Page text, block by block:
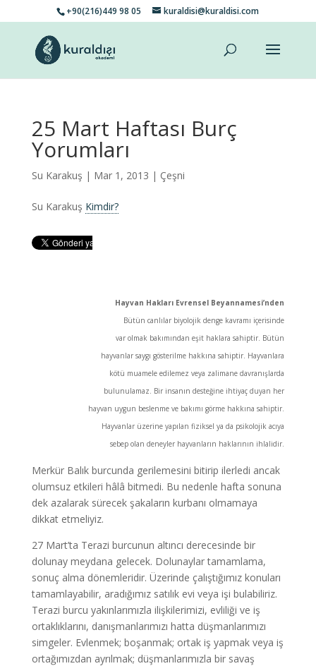
+90(216)449 98 05 kuraldisi@kuraldisi.com
25 Mart Haftası Burç
Yorumları
Su Karakuş | Mar 1, 2013 | Çeşni
Su Karakuş Kimdir?
Hayvan Hakları Evrensel Beyannamesi’nden
Bütün canlılar biyolojik denge kavramı içerisinde
var olmak bakımından eşit haklara sahiptir. Bütün
hayvanlar saygı gösterilme hakkına sahiptir. Hayvanlara
kötü muamele edilemez veya zalimane davranışlarda
bulunulamaz. Bir insanın desteğine ihtiyaç duyan her
hayvan uygun beslenme ve bakımı görme hakkına sahiptir.
Hayvanlar üzerine yapılan fiziksel ya da psikolojik acıya
sebep olan deneyler hayvanların haklarının ihlalidir.
Merkür Balık burcunda gerilemesini bitirip ilerledi ancak
olumsuz etkileri hâlâ bitmedi. Bu nedenle hafta sonuna
dek azalarak sürecek şakaların kurbanı olmamaya
dikkat etmeliyiz.
27 Mart’ta Terazi burcunun altıncı derecesinde bir
dolunay meydana gelecek. Dolunaylar tamamlama,
sonuç alma dönemleridir. Üzerinde çalıştığımız konuları
tamamlayabilir, aradığımız satılık evi veya işi bulabiliriz.
Terazi burcu yakınlarımızla ilişkilerimizi, evliliği ve iş
ortaklıklarını, danışmanlarımızı hatta düşmanlarımızı
simgeler. Evlenmek; boşanmak; ortak iş yapmak veya iş
ortağımızdan ayrılmak; düşmanlarımızla bir savaş